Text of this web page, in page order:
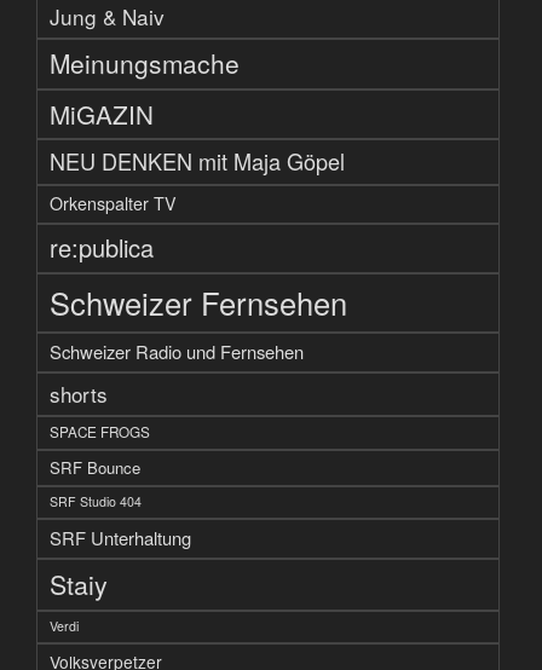
Jung & Naiv
Meinungsmache
MiGAZIN
NEU DENKEN mit Maja Göpel
Orkenspalter TV
re:publica
Schweizer Fernsehen
Schweizer Radio und Fernsehen
shorts
SPACE FROGS
SRF Bounce
SRF Studio 404
SRF Unterhaltung
Staiy
Verdi
Volksverpetzer